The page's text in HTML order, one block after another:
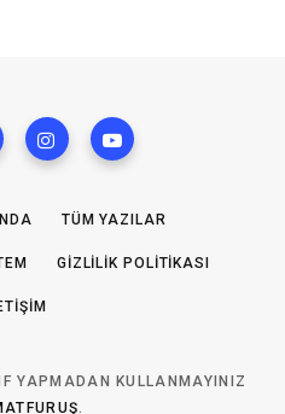
TÜM YAZILAR
GIZLILIK POLITIKASI
YAPMADAN KULLANMAYINIZ
.